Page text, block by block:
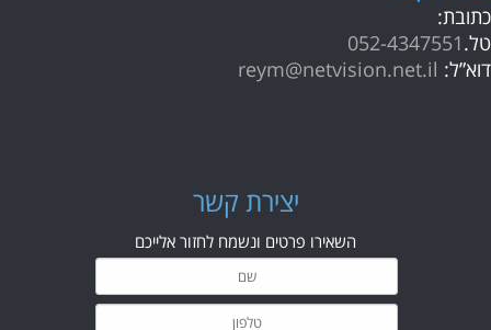
כתובת:
טל.052-4347551
דוא”ל: reym@netvision.net.il
יצירת קשר
השאירו פרטים ונשמח לחזור אלייכם